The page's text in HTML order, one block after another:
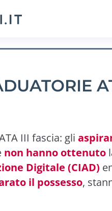
III fascia: gli
non hanno ottenuto
Digitale (CIAD)
il possesso,